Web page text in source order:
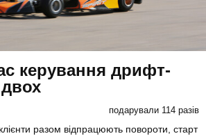
керування дрифт-
подарували 114 разів
разом відпрацюють повороти, старт